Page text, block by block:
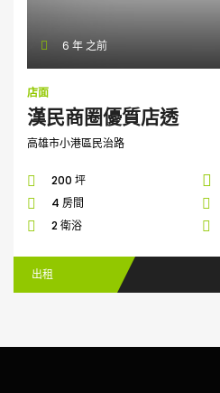
6 年 之前
店面
漢民商圈優質店透
高雄市小港區民治路
200 坪
4 房間
2 衛浴
出租